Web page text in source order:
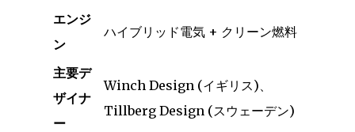
エンジ
ン
ハイブリッド電気 + クリーン燃料
主要デ
ザイナ
ー
Winch Design (イギリス)、
Tillberg Design (スウェーデン)